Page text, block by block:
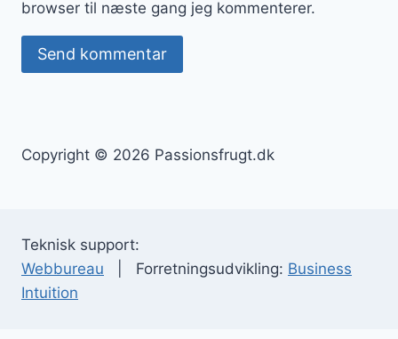
browser til næste gang jeg kommenterer.
Copyright © 2026 Passionsfrugt.dk
Teknisk support:
Webbureau | Forretningsudvikling: Business
Intuition